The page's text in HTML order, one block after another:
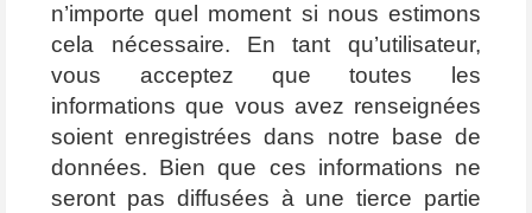
n’importe quel moment si nous estimons
cela nécessaire. En tant qu’utilisateur,
vous acceptez que toutes les
informations que vous avez renseignées
soient enregistrées dans notre base de
données. Bien que ces informations ne
seront pas diffusées à une tierce partie